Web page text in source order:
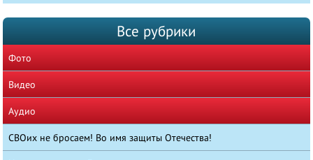
Все рубрики
Фото
Видео
Аудио
СВОих не бросаем! Во имя защиты Отечества!